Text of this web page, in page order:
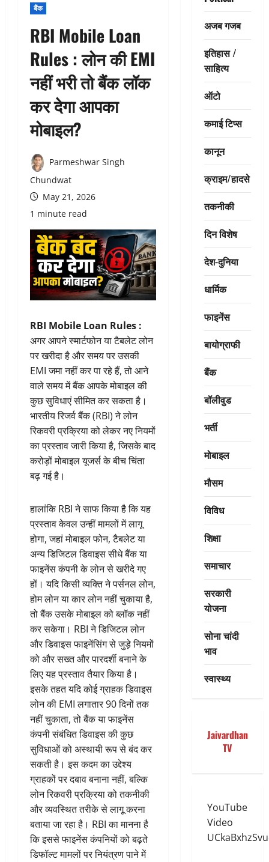
बैंक
RBI Mobile Loan
Rules : लोन की EMI
नहीं भरी तो बैंक लॉक
कर देगा आपका
मोबाइल?
Parmeshwar Singh
Chundwat
May 21, 2026
1 minute read
RBI Mobile Loan Rules :
अगर आपने स्मार्टफोन या टैबलेट लोन
पर खरीदा है और समय पर उसकी
EMI जमा नहीं कर पा रहे हैं, तो आने
वाले समय में बैंक आपके मोबाइल की
कुछ सुविधाएं सीमित कर सकता है।
भारतीय रिजर्व बैंक (RBI) ने लोन
रिकवरी प्रक्रिया को लेकर नए नियमों
का प्रस्ताव जारी किया है, जिसके बाद
करोड़ों मोबाइल यूजर्स के बीच चिंता
बढ़ गई है।
हालांकि RBI ने साफ किया है कि यह
प्रस्ताव केवल उन्हीं मामलों में लागू
होगा, जहां मोबाइल फोन, टैबलेट या
अन्य डिजिटल डिवाइस सीधे बैंक या
फाइनेंस कंपनी के लोन से खरीदे गए
हों। यदि किसी व्यक्ति ने पर्सनल लोन,
होम लोन या कार लोन नहीं चुकाया है,
तो बैंक उसके मोबाइल को ब्लॉक नहीं
कर सकेगा। RBI ने डिजिटल लोन
और डिवाइस फाइनेंसिंग से जुड़े नियमों
को और सख्त और पारदर्शी बनाने के
लिए यह प्रस्ताव तैयार किया है।
इसके तहत यदि कोई ग्राहक डिवाइस
लोन की EMI लगातार 90 दिनों तक
नहीं चुकाता, तो बैंक या फाइनेंस
कंपनी संबंधित डिवाइस की कुछ
सुविधाओं को अस्थायी रूप से बंद कर
सकती है। इस कदम का उद्देश्य
ग्राहकों पर दबाव बनाना नहीं, बल्कि
लोन रिकवरी प्रक्रिया को तकनीकी
और व्यवस्थित तरीके से लागू करना
बताया जा रहा है। RBI का मानना है
कि इससे फाइनेंस कंपनियों को बढ़ते
डिफॉल्ट मामलों पर नियंत्रण पाने में
अजब गजब
इतिहास /
साहित्य
ऑटो
कमाई टिप्स
कानून
क्राइम/हादसे
तकनीकी
दिन विशेष
देश-दुनिया
धार्मिक
फाइनेंस
बायोग्राफी
बैंक
बॉलीवुड
भर्ती
मोबाइल
मौसम
विविध
शिक्षा
समाचार
सरकारी
योजना
सोना चांदी
भाव
स्वास्थ्य
Jaivardhan
TV
YouTube
Video